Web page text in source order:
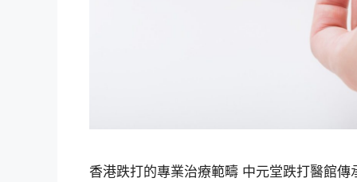
香港跌打的專業治療範疇 中元堂跌打醫館